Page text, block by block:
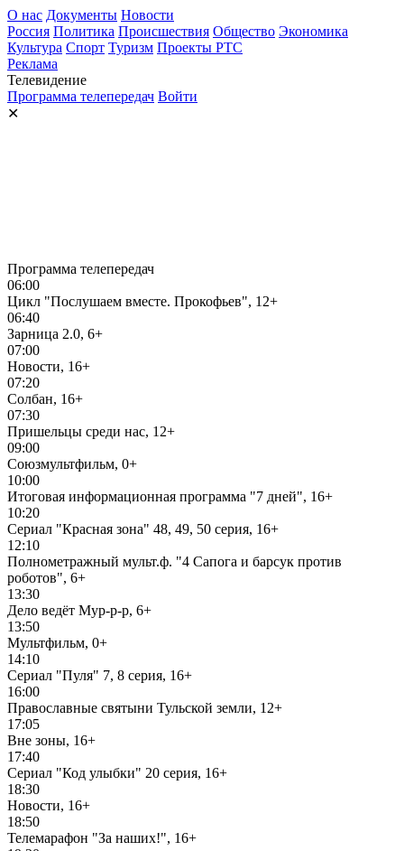
О нас Документы Новости
Россия Политика Происшествия Общество Экономика
Культура Спорт Туризм Проекты РТС
Реклама
Телевидение
Программа телепередач Войти
✕
Программа телепередач
06:00
Цикл "Послушаем вместе. Прокофьев", 12+
06:40
Зарница 2.0, 6+
07:00
Новости, 16+
07:20
Солбан, 16+
07:30
Пришельцы среди нас, 12+
09:00
Союзмультфильм, 0+
10:00
Итоговая информационная программа "7 дней", 16+
10:20
Сериал "Красная зона" 48, 49, 50 серия, 16+
12:10
Полнометражный мульт.ф. "4 Сапога и барсук против
роботов", 6+
13:30
Дело ведёт Мур-р-р, 6+
13:50
Мультфильм, 0+
14:10
Сериал "Пуля" 7, 8 серия, 16+
16:00
Православные святыни Тульской земли, 12+
17:05
Вне зоны, 16+
17:40
Сериал "Код улыбки" 20 серия, 16+
18:30
Новости, 16+
18:50
Телемарафон "За наших!", 16+